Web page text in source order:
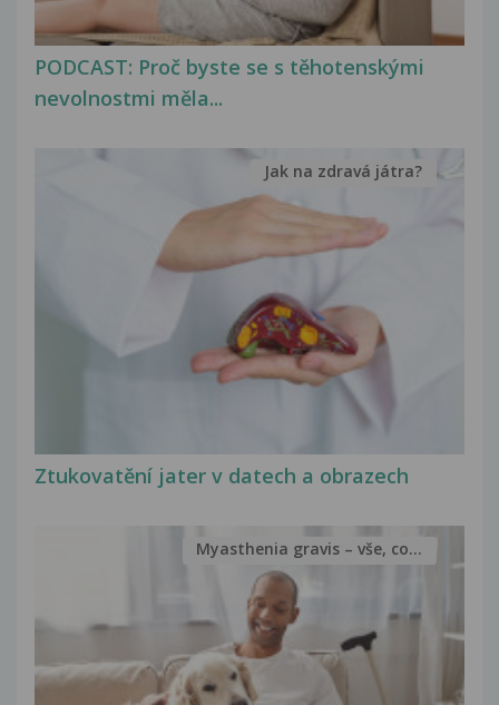
PODCAST: Proč byste se s těhotenskými
nevolnostmi měla...
Ztukovatění jater v datech a obrazech
Jak na zdravá játra?
Myasthenia gravis – vše, co...